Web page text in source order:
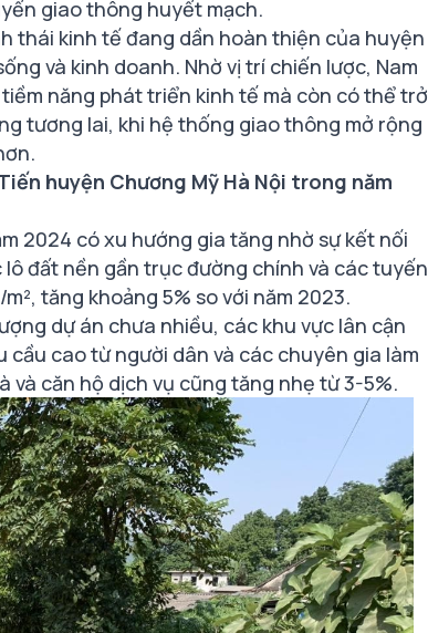
giao thông huyết mạch.
thái kinh tế đang dần hoàn thiện của huyện
và kinh doanh. Nhờ vị trí chiến lược, Nam
năng phát triển kinh tế mà còn có thể trở
tương lai, khi hệ thống giao thông mở rộng
huyện Chương Mỹ Hà Nội trong năm
2024 có xu hướng gia tăng nhờ sự kết nối
đất nền gần trục đường chính và các tuyến
tăng khoảng 5% so với năm 2023.
dự án chưa nhiều, các khu vực lân cận
cầu cao từ người dân và các chuyên gia làm
căn hộ dịch vụ cũng tăng nhẹ từ 3-5%.